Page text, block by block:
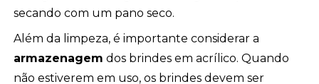
secando com um pano seco.
Além da limpeza, é importante considerar a
armazenagem dos brindes em acrílico. Quando
não estiverem em uso, os brindes devem ser